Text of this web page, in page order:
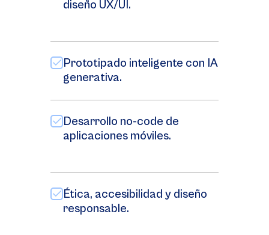
diseño UX/UI.
Prototipado inteligente con IA
generativa.
Desarrollo no-code de
aplicaciones móviles.
Ética, accesibilidad y diseño
responsable.